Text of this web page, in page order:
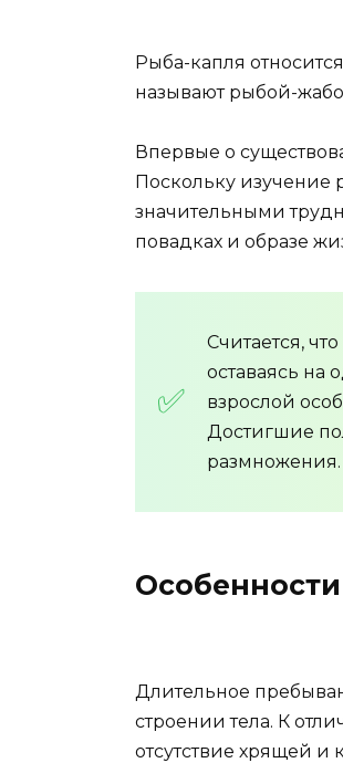
Рыба-капля
называют рыбой-
Впервые о
Поскольку изучение
значительными
повадках и образе
Считается,
оставаясь на
взрослой
Достигшие
размножения.
Длительное
строении тела. К
отсутствие хрящей и